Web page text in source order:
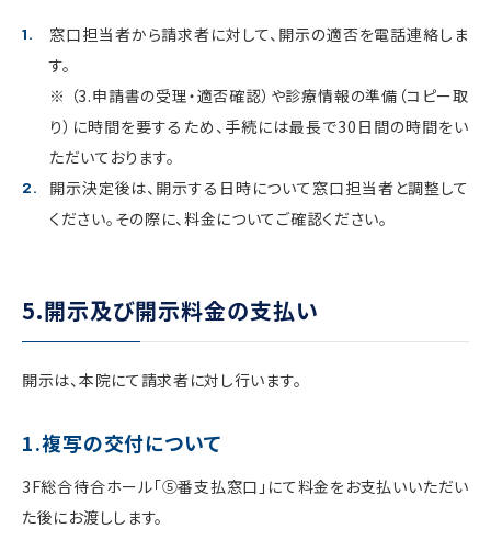
窓口担当者から請求者に対して、開示の適否を電話連絡しま
す。
※ （3.申請書の受理・適否確認）や診療情報の準備（コピー取
り）に時間を要するため、手続には最長で30日間の時間をい
ただいております。
開示決定後は、開示する日時について窓口担当者と調整して
ください。その際に、料金についてご確認ください。
5.開示及び開示料金の支払い
開示は、本院にて請求者に対し行います。
1.複写の交付について
3F総合待合ホール「⑤番支払窓口」にて料金をお支払いいただい
た後にお渡しします。